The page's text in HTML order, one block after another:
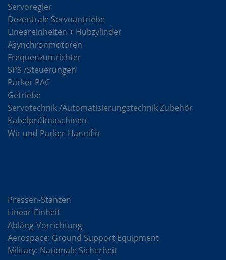
Servoregler
Dezentrale Servoantriebe
Lineareinheiten + Hubzylinder
Asynchronmotoren
Frequenzumrichter
SPS /Steuerungen
Parker PAC
Getriebe
Servotechnik /Automatisierungstechnik Zubehör
Kabelprüfmaschinen
Wir und Parker-Hannifin
Pressen-Stanzen
Linear-Einheit
Abläng-Vorrichtung
Aerospace: Ground Support Equipment
Military: Nationale Sicherheit